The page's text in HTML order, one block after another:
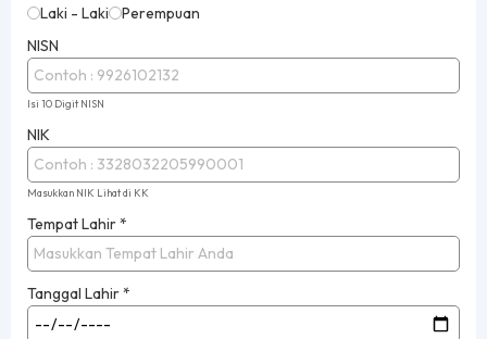
Laki - Laki
Perempuan
NISN
Isi 10 Digit NISN
NIK
Masukkan NIK Lihat di KK
Tempat Lahir*
Tanggal Lahir*